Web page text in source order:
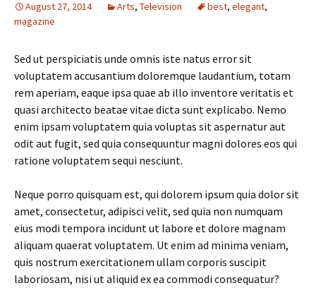
August 27, 2014 Arts, Television best, elegant,
magazine
Sed ut perspiciatis unde omnis iste natus error sit
voluptatem accusantium doloremque laudantium, totam
rem aperiam, eaque ipsa quae ab illo inventore veritatis et
quasi architecto beatae vitae dicta sunt explicabo. Nemo
enim ipsam voluptatem quia voluptas sit aspernatur aut
odit aut fugit, sed quia consequuntur magni dolores eos qui
ratione voluptatem sequi nesciunt.
Neque porro quisquam est, qui dolorem ipsum quia dolor sit
amet, consectetur, adipisci velit, sed quia non numquam
eius modi tempora incidunt ut labore et dolore magnam
aliquam quaerat voluptatem. Ut enim ad minima veniam,
quis nostrum exercitationem ullam corporis suscipit
laboriosam, nisi ut aliquid ex ea commodi consequatur?